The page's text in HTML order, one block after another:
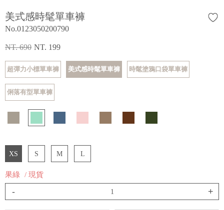
美式感時髦單車褲
No.0123050200790
NT. 690 NT. 199
超彈力小標單車褲 美式感時髦單車褲 時髦塗鴉口袋單車褲
俐落有型單車褲
XS S M L
果綠 / 現貨
- +